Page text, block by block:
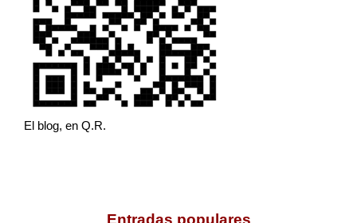
El blog, en Q.R.
Entradas populares